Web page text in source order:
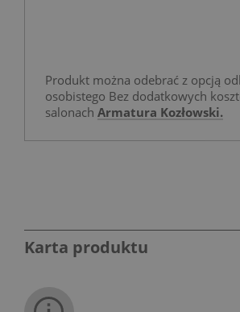
Produkt można odebrać z opcją
osobistego Bez dodatkowych
salonach Armatura Kozłowski.
Karta produktu